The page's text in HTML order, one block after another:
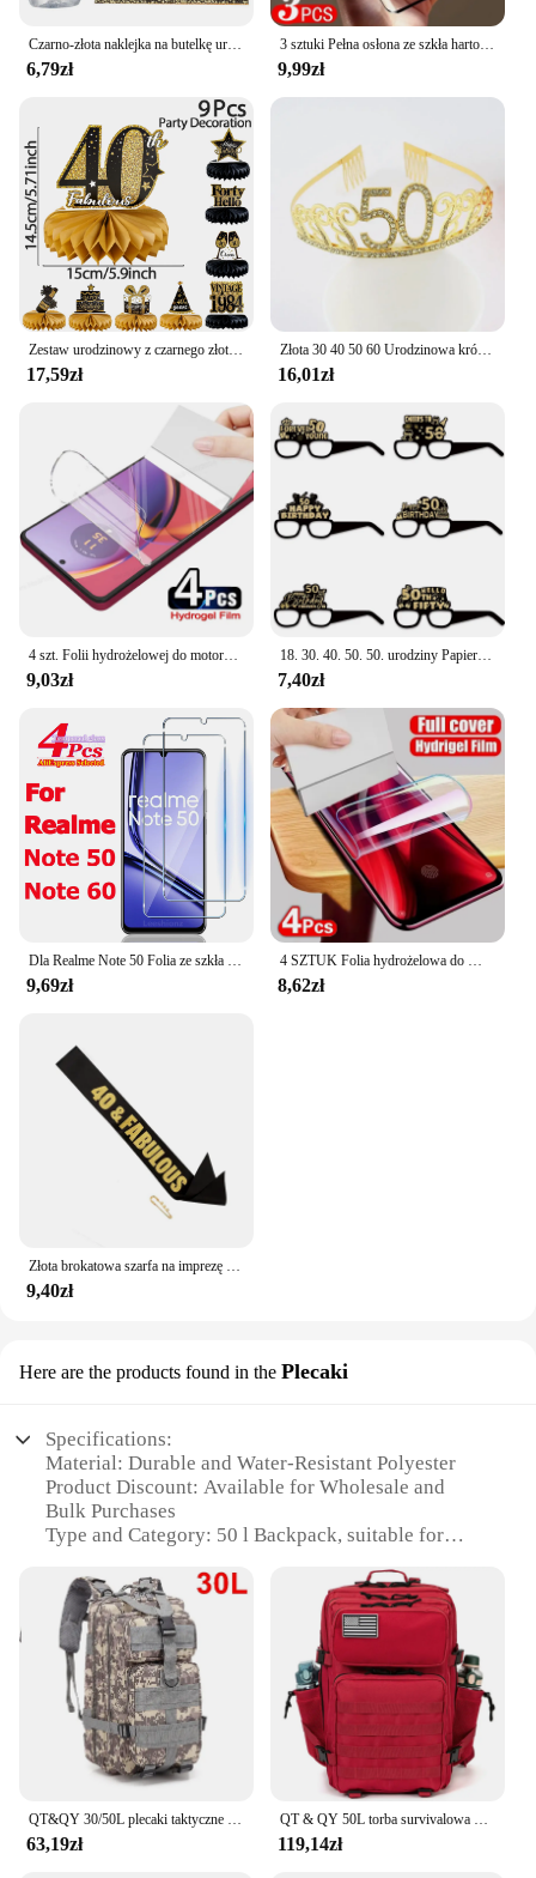
Czarno-złota naklejka na butelkę urodzinową Happy 18, 21, 30, 40, 50, 60 lat Dekoracje urodzinowe dla dorosłych Materiały urodzinowe
6,79zł
3 sztuki Pełna osłona ze szkła hartowanego do Huawei Pura 70 Pro P60 P50 P40 P30 Pro Ochraniacz ekranu do Huawei Mate 60 50 40 30 20 Pro
9,99zł
Zestaw urodzinowy z czarnego złota 30 40 50 dekoracja urodzinowa Happy 30 50 akcesoria na przyjęcie urodzinowe wystrój stołu 50
17,59zł
Złota 30 40 50 60 Urodzinowa królowa Tiara Urodzinowa kryształowa korona dla kobiet 30. 40. 50. 60. Dekoracja urodzinowa Topper na tort
16,01zł
4 szt. Folii hydrożelowej do motoroli Moto G84 G54 G51 G22 G14 ochraniacz ekranu na Motorola Edge 30 50 Ultra 40 Neo Pro HD miękka folia żelowa
9,03zł
18. 30. 40. 50. 50. urodziny Papierowe okulary Czarne złoto Dekoracja urodzinowa 18 30 40 50 60 70 Rok Rekwizyt fotograficzny
7,40zł
Dla Realme Note 50 Folia ze szkła hartowanego Dla Realme Note 60 Folia ochronna na ekran
9,69zł
4 SZTUK Folia hydrożelowa do Motorola G84 G54 G14 G73 G53 G72 G82 G32 G64 Moto Edge 40 50 Fusion 30 Neo Pro X50 Ultra Screen Protector
8,62zł
Złota brokatowa szarfa na imprezę urodzinowy 30 40 50 60 70 i bajeczna satynowa wstążka szarfa damska 30. 40. 50. 60. Dekoracja urodzinowa
9,40zł
Here are the products found in the Plecaki
Specifications:
Material: Durable and Water-Resistant Polyester
Product Discount: Available for Wholesale and
Bulk Purchases
Type and Category: 50 l Backpack, suitable for
Design and Style: Sleek and Ergonomic with
Multiple Compartments
Usage and Purpose: Ideal for Hiking, Camping, and
Travel
Shape or Size or Weight or Quantity: Spacious 50-
liter capacity with a lightweight design
Performance and Property: Sturdy construction with
adjustable straps for comfort
|Wholesale|Vendors|
QT&QY 30/50L plecaki taktyczne męskie torby podróżne Survival Outdoor 3P plecak szturmowy EDC plecak Molle piesze wycieczki Trekking torba myśliwska
63,19zł
QT & QY 50L torba survivalowa plecak taktyczny plecak MOLLE na polowanie na siłownię dla mężczyzn EDC Outdoor plecak turystyczny uchwyt na butelkę czarownicy
119,14zł